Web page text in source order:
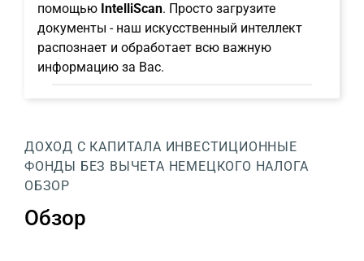
помощью IntelliScan. Просто загрузите
документы - наш искусственный интеллект
распознает и обработает всю важную
информацию за Вас.
ДОХОД С КАПИТАЛА ИНВЕСТИЦИОННЫЕ
ФОНДЫ БЕЗ ВЫЧЕТА НЕМЕЦКОГО НАЛОГА
ОБЗОР
Обзор